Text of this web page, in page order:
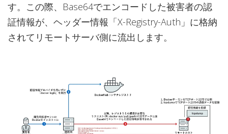
す。この際、Base64でエンコードした被害者の認
証情報が、ヘッダー情報「X-Registry-Auth」に格納
されてリモートサーバ側に流出します。